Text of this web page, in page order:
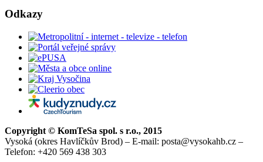
Odkazy
Copyright © KomTeSa spol. s r.o., 2015
Vysoká (okres Havlíčkův Brod) – E-mail: posta@vysokahb.cz –
Telefon: +420 569 438 303